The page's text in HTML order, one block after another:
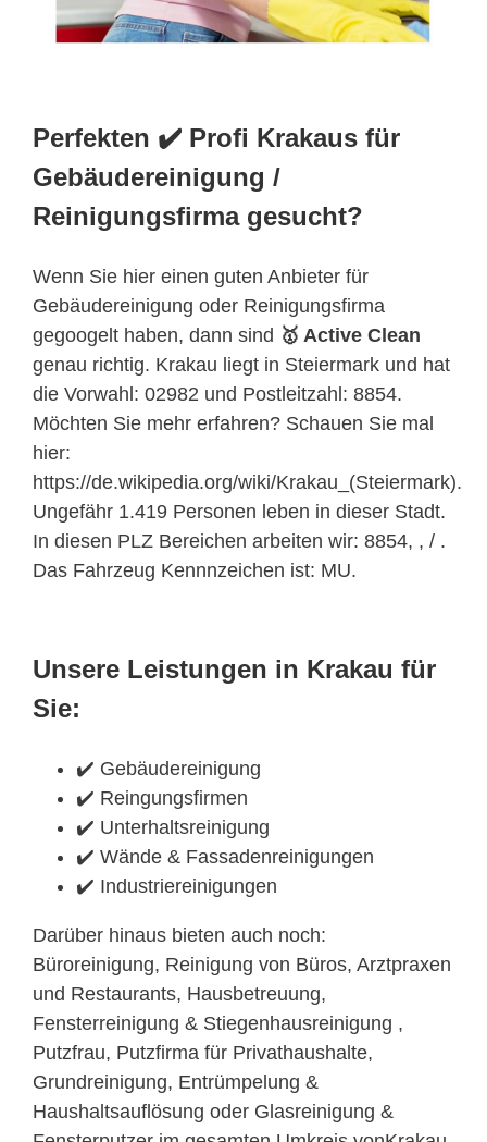
Perfekten ✔️ Profi Krakaus für
Gebäudereinigung /
Reinigungsfirma gesucht?
Wenn Sie hier einen guten Anbieter für
Gebäudereinigung oder Reinigungsfirma
gegoogelt haben, dann sind 🥇 Active Clean
genau richtig. Krakau liegt in Steiermark und hat
die Vorwahl: 02982 und Postleitzahl: 8854.
Möchten Sie mehr erfahren? Schauen Sie mal
hier:
https://de.wikipedia.org/wiki/Krakau_(Steiermark).
Ungefähr 1.419 Personen leben in dieser Stadt.
In diesen PLZ Bereichen arbeiten wir: 8854, , / .
Das Fahrzeug Kennnzeichen ist: MU.
Unsere Leistungen in Krakau für
Sie:
✔️ Gebäudereinigung
✔️ Reingungsfirmen
✔️ Unterhaltsreinigung
✔️ Wände & Fassadenreinigungen
✔️ Industriereinigungen
Darüber hinaus bieten auch noch:
Büroreinigung, Reinigung von Büros, Arztpraxen
und Restaurants, Hausbetreuung,
Fensterreinigung & Stiegenhausreinigung ,
Putzfrau, Putzfirma für Privathaushalte,
Grundreinigung, Entrümpelung &
Haushaltsauflösung oder Glasreinigung &